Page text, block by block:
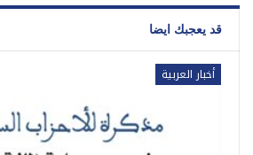
قد يعجبك ايضا
أخبار العربية